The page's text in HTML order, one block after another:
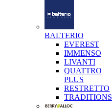
BALTERIO
EVEREST
IMMENSO
LIVANTI
QUATTRO
PLUS
RESTRETTO
TRADITIONS